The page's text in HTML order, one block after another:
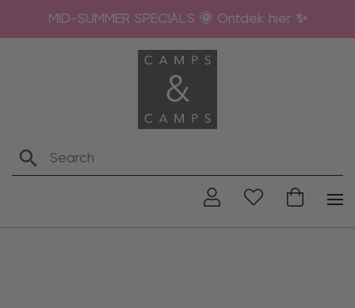
MID-SUMMER SPECIALS 🌞 Ontdek hier ✨